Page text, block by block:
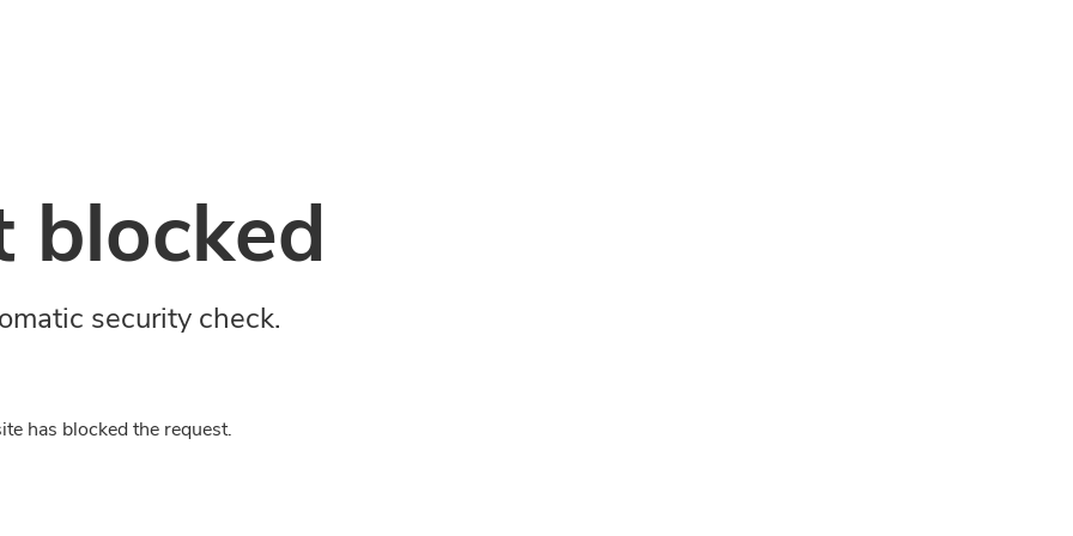
blocked
security check.
has blocked the request.